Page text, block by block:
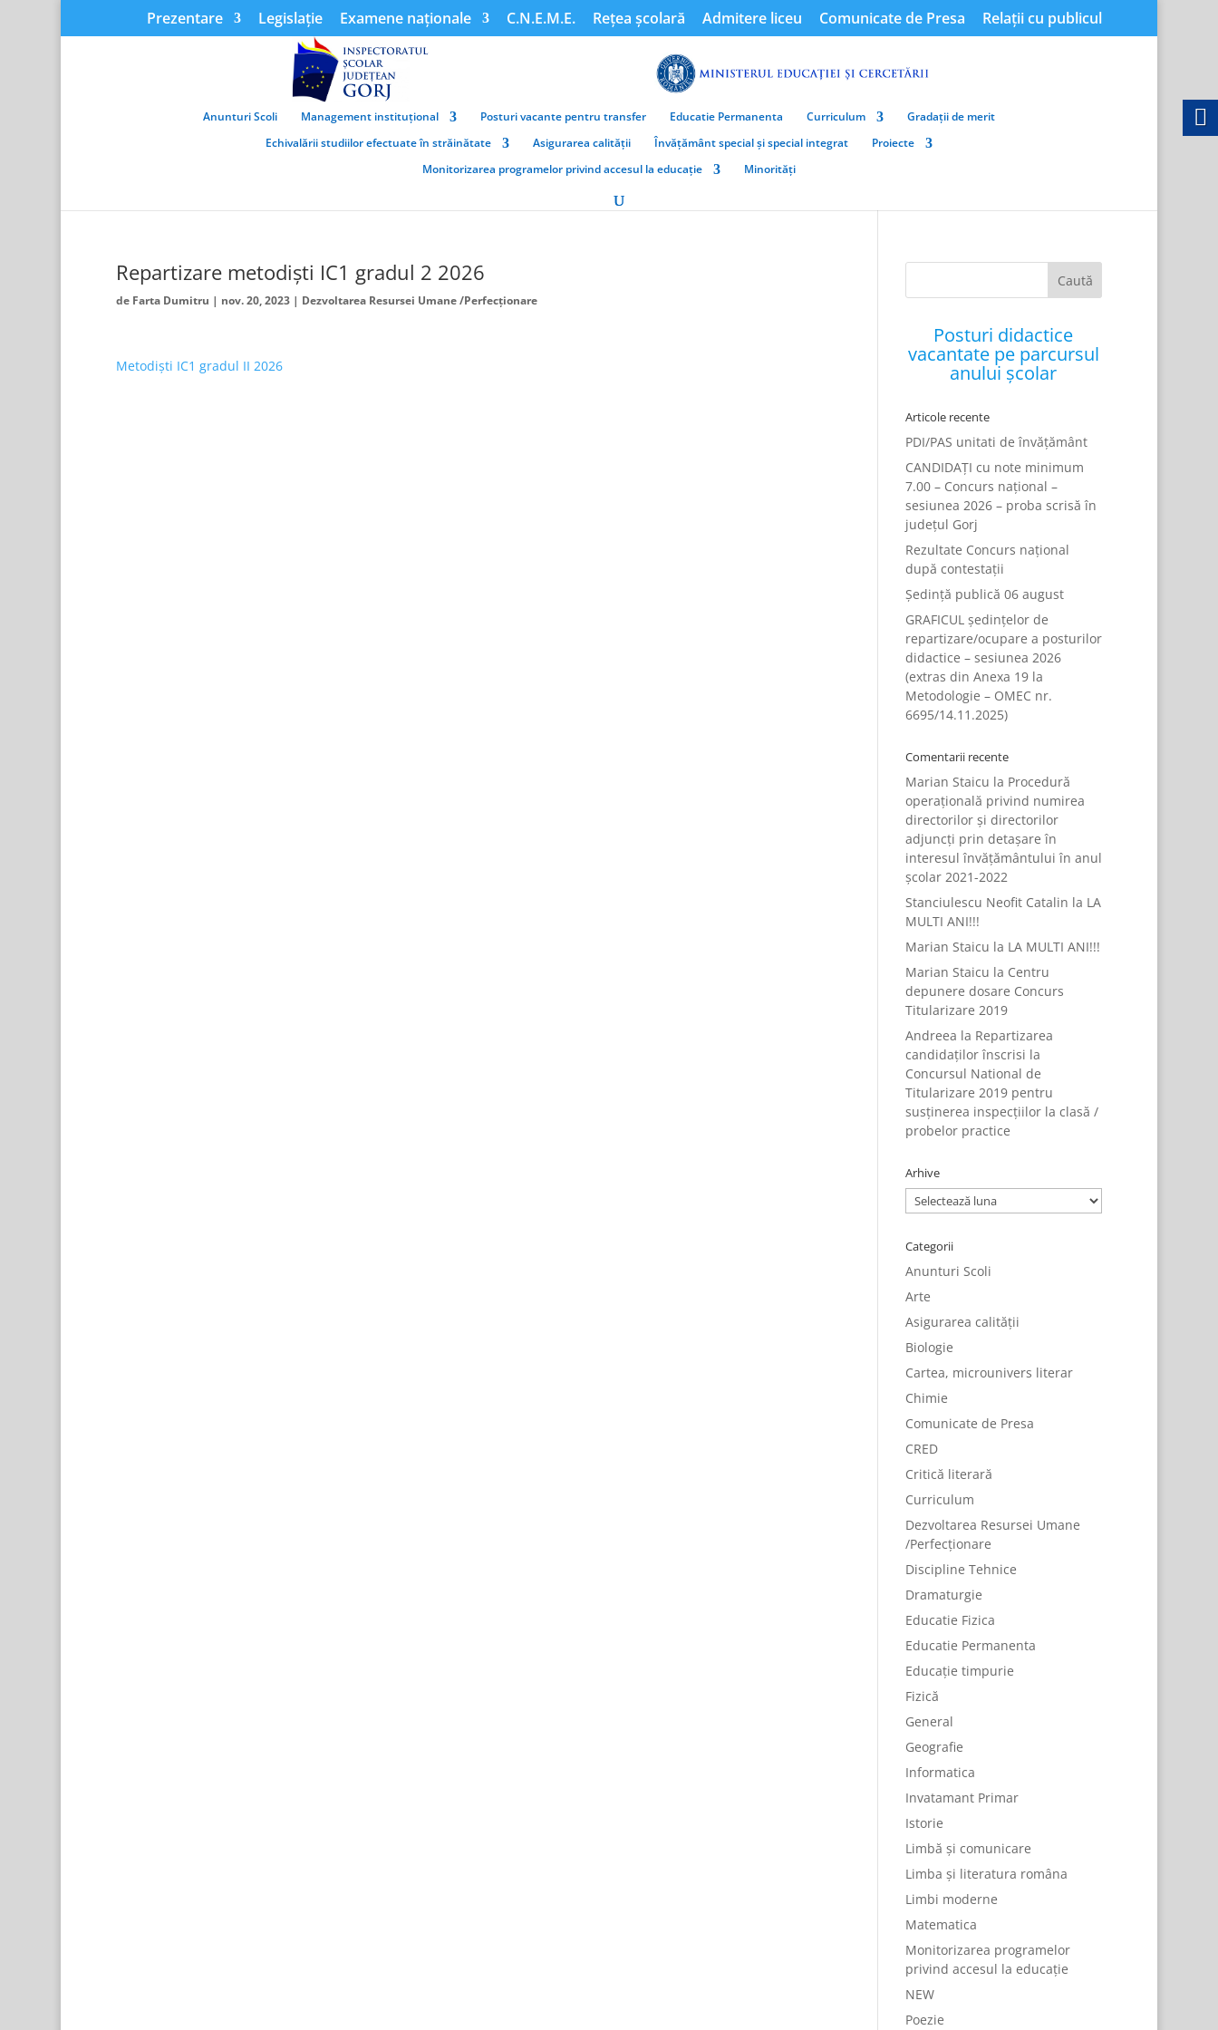
Prezentare Legislație Examene naționale C.N.E.M.E. Rețea școlară Admitere liceu Comunicate de Presa Relații cu publicul
Anunturi Scoli Management instituțional Posturi vacante pentru transfer Educatie Permanenta Curriculum
Gradații de merit
Echivalării studiilor efectuate în străinătate
Asigurarea calității Învățământ special și special integrat
Proiecte
Monitorizarea programelor privind accesul la educație
Minorități
Repartizare metodiști IC1 gradul 2 2026
de Farta Dumitru | nov. 20, 2023| Dezvoltarea Resursei Umane /Perfecționare
Metodiști IC1 gradul II 2026
Posturi didactice
vacantate pe parcursul
anului școlar
Articole recente
PDI/PAS unitati de învățământ
CANDIDAȚI cu note minimum
7.00 – Concurs național –
sesiunea 2026 – proba scrisă în
județul Gorj
Rezultate Concurs național
după contestații
Ședință publică 06 august
GRAFICUL ședințelor de
repartizare/ocupare a posturilor
didactice – sesiunea 2026
(extras din Anexa 19 la
Metodologie – OMEC nr.
6695/14.11.2025)
Comentarii recente
Marian Staicu la Procedură
operațională privind numirea
directorilor și directorilor
adjuncți prin detașare în
interesul învățământului în anul
școlar 2021-2022
Stanciulescu Neofit Catalin la LA
MULTI ANI!!!
Marian Staicu la LA MULTI ANI!!!
Marian Staicu la Centru
depunere dosare Concurs
Titularizare 2019
Andreea la Repartizarea
candidaților înscrisi la
Concursul National de
Titularizare 2019 pentru
susținerea inspecțiilor la clasă /
probelor practice
Arhive
Arhive
Categorii
Anunturi Scoli
Arte
Asigurarea calității
Biologie
Cartea, microunivers literar
Chimie
Comunicate de Presa
CRED
Critică literară
Curriculum
Dezvoltarea Resursei Umane
/Perfecționare
Discipline Tehnice
Dramaturgie
Educatie Fizica
Educatie Permanenta
Educație timpurie
Fizică
General
Geografie
Informatica
Invatamant Primar
Istorie
Limbă și comunicare
Limba și literatura româna
Limbi moderne
Matematica
Monitorizarea programelor
privind accesul la educație
NEW
Poezie